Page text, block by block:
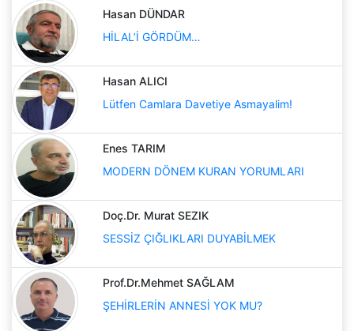
Hasan DÜNDAR
HİLAL’İ GÖRDÜM…
Hasan ALICI
Lütfen Camlara Davetiye Asmayalim!
Enes TARIM
MODERN DÖNEM KURAN YORUMLARI
Doç.Dr. Murat SEZIK
SESSİZ ÇIĞLIKLARI DUYABİLMEK
Prof.Dr.Mehmet SAĞLAM
ŞEHİRLERİN ANNESİ YOK MU?